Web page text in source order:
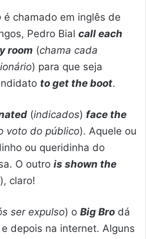
é chamado em inglês de
Pedro Bial call each
room (chama cada
) para que seja
to get the boot.
(indicados) face the
voto do público). Aquele ou
ou queridinha do
O outro is shown the
), claro!
ser expulso) o Big Bro dá
depois na internet. Alguns